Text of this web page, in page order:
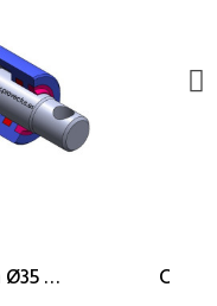
Cil. Hco. de Freno Ø25 mm a Ø35 mm Cil.